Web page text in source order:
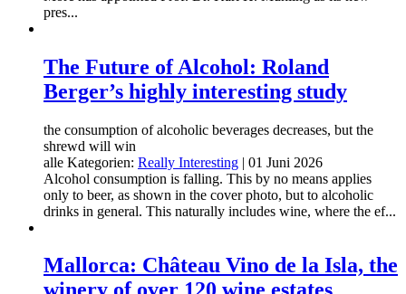
pres...
The Future of Alcohol: Roland
Berger’s highly interesting study
the consumption of alcoholic beverages decreases, but the
shrewd will win
alle Kategorien: Really Interesting | 01 Juni 2026
Alcohol consumption is falling. This by no means applies
only to beer, as shown in the cover photo, but to alcoholic
drinks in general. This naturally includes wine, where the ef...
Mallorca: Château Vino de la Isla, the